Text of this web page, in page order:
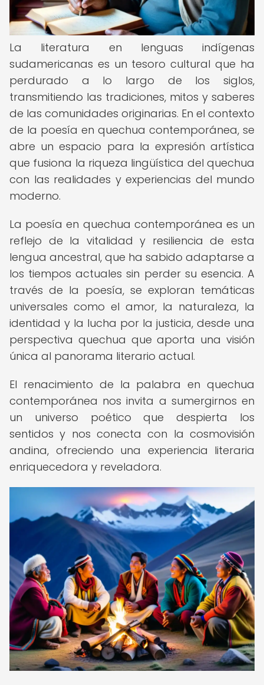
La literatura en lenguas indígenas
sudamericanas es un tesoro cultural que ha
perdurado a lo largo de los siglos,
transmitiendo las tradiciones, mitos y saberes
de las comunidades originarias. En el contexto
de la poesía en quechua contemporánea, se
abre un espacio para la expresión artística
que fusiona la riqueza lingüística del quechua
con las realidades y experiencias del mundo
moderno.
La poesía en quechua contemporánea es un
reflejo de la vitalidad y resiliencia de esta
lengua ancestral, que ha sabido adaptarse a
los tiempos actuales sin perder su esencia. A
través de la poesía, se exploran temáticas
universales como el amor, la naturaleza, la
identidad y la lucha por la justicia, desde una
perspectiva quechua que aporta una visión
única al panorama literario actual.
El renacimiento de la palabra en quechua
contemporánea nos invita a sumergirnos en
un universo poético que despierta los
sentidos y nos conecta con la cosmovisión
andina, ofreciendo una experiencia literaria
enriquecedora y reveladora.